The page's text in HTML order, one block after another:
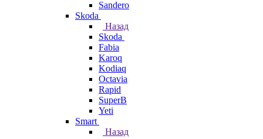
Sandero
Skoda
Назад
Skoda
Fabia
Karoq
Kodiaq
Octavia
Rapid
SuperB
Yeti
Smart
Назад